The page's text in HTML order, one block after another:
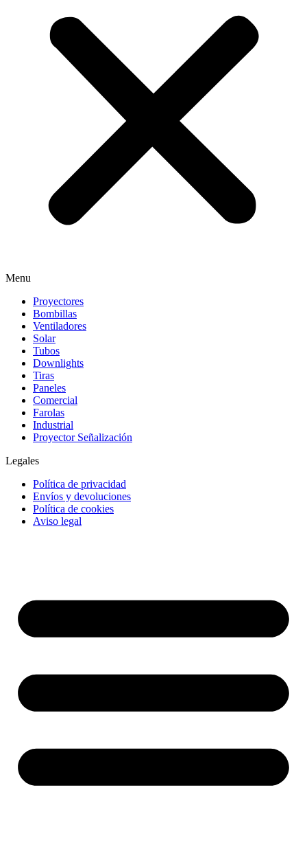
Menu
Proyectores
Bombillas
Ventiladores
Solar
Tubos
Downlights
Tiras
Paneles
Comercial
Farolas
Industrial
Proyector Señalización
Legales
Política de privacidad
Envíos y devoluciones
Política de cookies
Aviso legal